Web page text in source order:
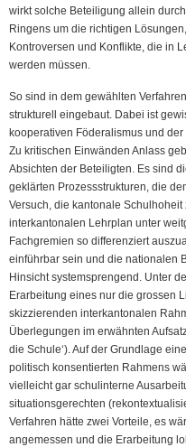
wirkt solche Beteiligung allein
Ringens um die richtigen
Kontroversen und Konflikte, die in
werden müssen.
So sind in dem gewählten
strukturell eingebaut. Dabei ist
kooperativen Föderalismus und
Zu kritischen Einwänden Anlass
Absichten der Beteiligten. Es sind
geklärten Prozessstrukturen, die
Versuch, die kantonale
interkantonalen Lehrplan unter
Fachgremien so differenziert
einführbar sein und die nationalen
Hinsicht systemsprengend. Unter
Erarbeitung eines nur die grossen
skizzierenden interkantonalen
Überlegungen im erwähnten
die Schule‘). Auf der Grundlage
politisch konsentierten Rahmens
vielleicht gar schulinterne
situationsgerechten
Verfahren hätte zwei Vorteile, es
angemessen und die Erarbeitung